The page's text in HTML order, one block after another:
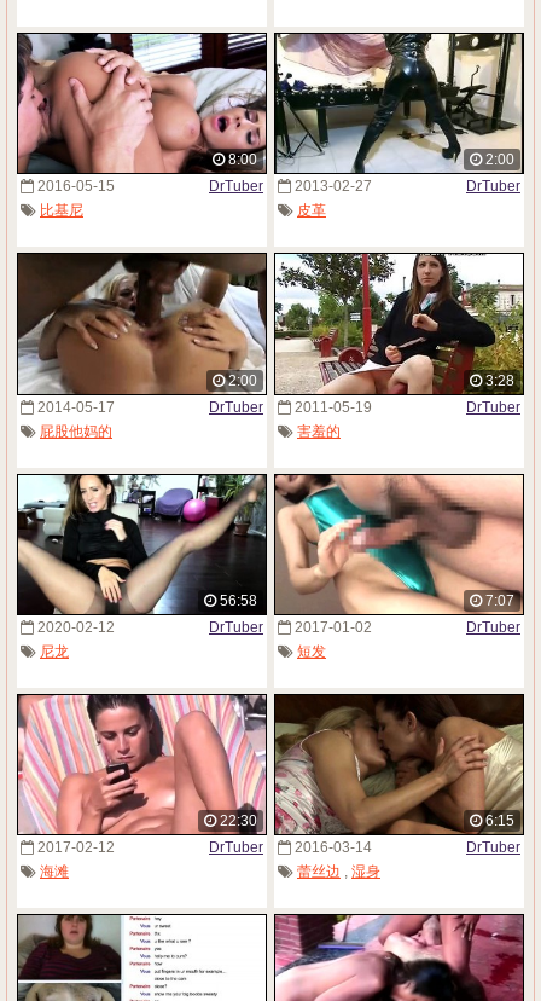
8:00
2016-05-15
DrTuber
比基尼
2:00
2013-02-27
DrTuber
皮革
2:00
2014-05-17
DrTuber
屁股他妈的
3:28
2011-05-19
DrTuber
害羞的
56:58
2020-02-12
DrTuber
尼龙
7:07
2017-01-02
DrTuber
短发
22:30
2017-02-12
DrTuber
海滩
6:15
2016-03-14
DrTuber
蕾丝边 , 湿身